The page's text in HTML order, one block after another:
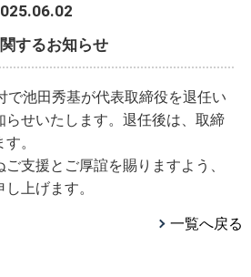
するお知らせ
池田秀基が代表取締役を退任い
らせいたします。退任後は、取締
。
支援とご厚誼を賜りますよう、
上げます。
一覧へ戻る